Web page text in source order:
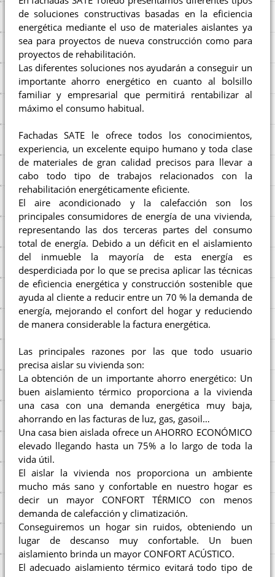
de soluciones constructivas basadas en la eficiencia
energética mediante el uso de materiales aislantes ya
sea para proyectos de nueva construcción como para
proyectos de rehabilitación.
Las diferentes soluciones nos ayudarán a conseguir un
importante ahorro energético en cuanto al bolsillo
familiar y empresarial que permitirá rentabilizar al
máximo el consumo habitual.
Fachadas SATE le ofrece todos los conocimientos,
experiencia, un excelente equipo humano y toda clase
de materiales de gran calidad precisos para llevar a
cabo todo tipo de trabajos relacionados con la
rehabilitación energéticamente eficiente.
El aire acondicionado y la calefacción son los
principales consumidores de energía de una vivienda,
representando las dos terceras partes del consumo
total de energía. Debido a un déficit en el aislamiento
del inmueble la mayoría de esta energía es
desperdiciada por lo que se precisa aplicar las técnicas
de eficiencia energética y construcción sostenible que
ayuda al cliente a reducir entre un 70 % la demanda de
energía, mejorando el confort del hogar y reduciendo
de manera considerable la factura energética.
Las principales razones por las que todo usuario
precisa aislar su vivienda son:
La obtención de un importante ahorro energético: Un
buen aislamiento térmico proporciona a la vivienda
una casa con una demanda energética muy baja,
ahorrando en las facturas de luz, gas, gasoil…
Una casa bien aislada ofrece un AHORRO ECONÓMICO
elevado llegando hasta un 75% a lo largo de toda la
vida útil.
El aislar la vivienda nos proporciona un ambiente
mucho más sano y confortable en nuestro hogar es
decir un mayor CONFORT TÉRMICO con menos
demanda de calefacción y climatización.
Conseguiremos un hogar sin ruidos, obteniendo un
lugar de descanso muy confortable. Un buen
aislamiento brinda un mayor CONFORT ACÚSTICO.
El adecuado aislamiento térmico evitará todo tipo de